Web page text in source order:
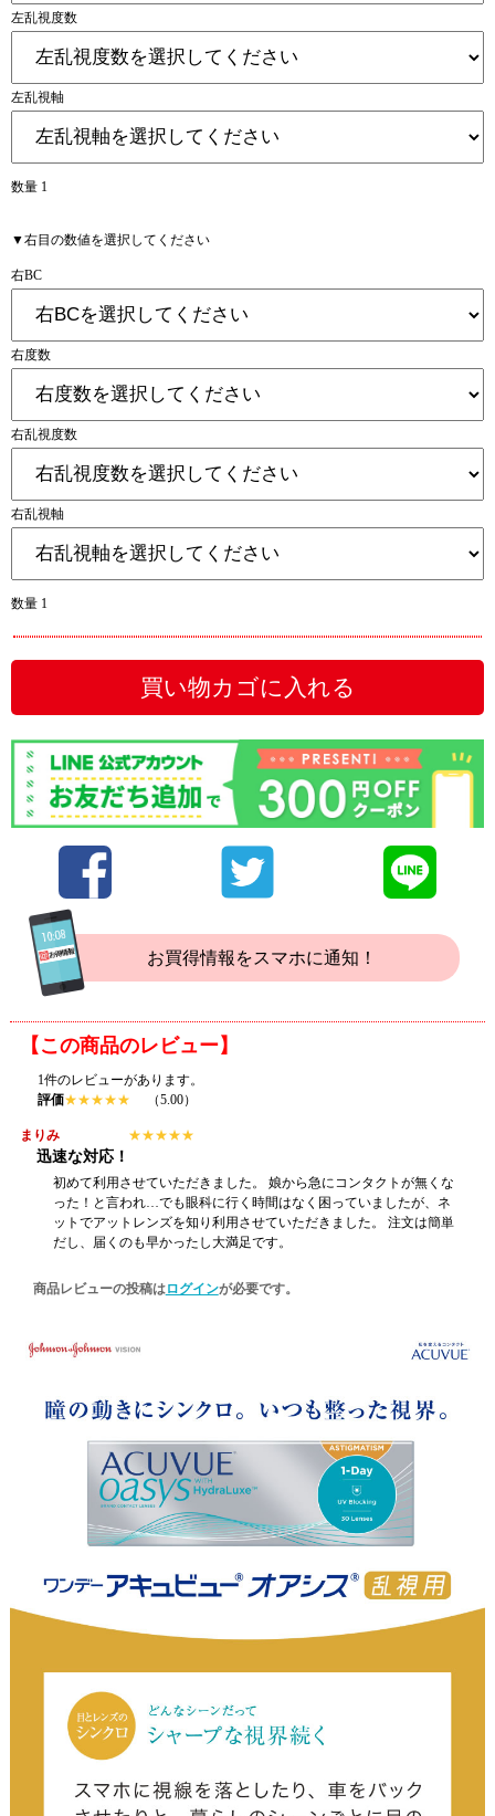
左乱視度数
左乱視軸
数量 1
▼右目の数値を選択してください
右BC
右度数
右乱視度数
右乱視軸
数量 1
買い物カゴに入れる
お買得情報をスマホに通知！
【この商品のレビュー】
1件のレビューがあります。
評価★★★★★ （5.00）
★★★★★
まりみ
迅速な対応！
初めて利用させていただきました。 娘から急にコンタクトが無くな
った！と言われ…でも眼科に行く時間はなく困っていましたが、ネ
ットでアットレンズを知り利用させていただきました。 注文は簡単
だし、届くのも早かったし大満足です。
商品レビューの投稿はログインが必要です。